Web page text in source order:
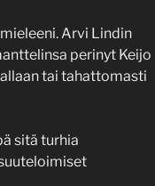
Arvi Lindin
perinyt Keijo
tai tahattomasti
sitä turhia